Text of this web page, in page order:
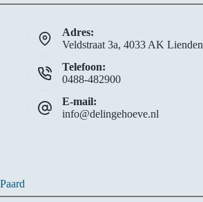
Adres:
Veldstraat 3a, 4033 AK Lienden
Telefoon:
0488-482900
E-mail:
info@delingehoeve.nl
Paard